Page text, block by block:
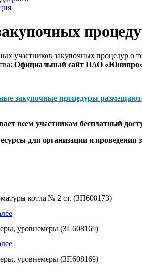
участников закупочных процедур
Официальный сайт ПАО «Юнипро»
закупочные процедуры
всем участникам бесплатный
для организации и
котла № 2 ст. (ЗП608173)
уровнемеры (ЗП608169)
уровнемеры (ЗП608169)